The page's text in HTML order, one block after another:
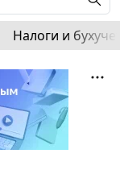
Налоги и